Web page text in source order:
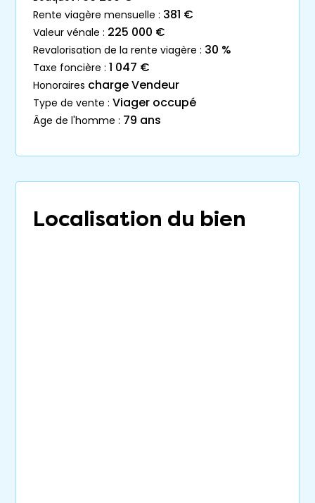
rente viagère mensuelle : 381 €
valeur vénale : 225 000 €
revalorisation de la rente viagère : 30 %
taxe foncière : 1 047 €
honoraires charge Vendeur
type de vente : Viager occupé
âge de l'homme : 79 ans
Localisation du bien